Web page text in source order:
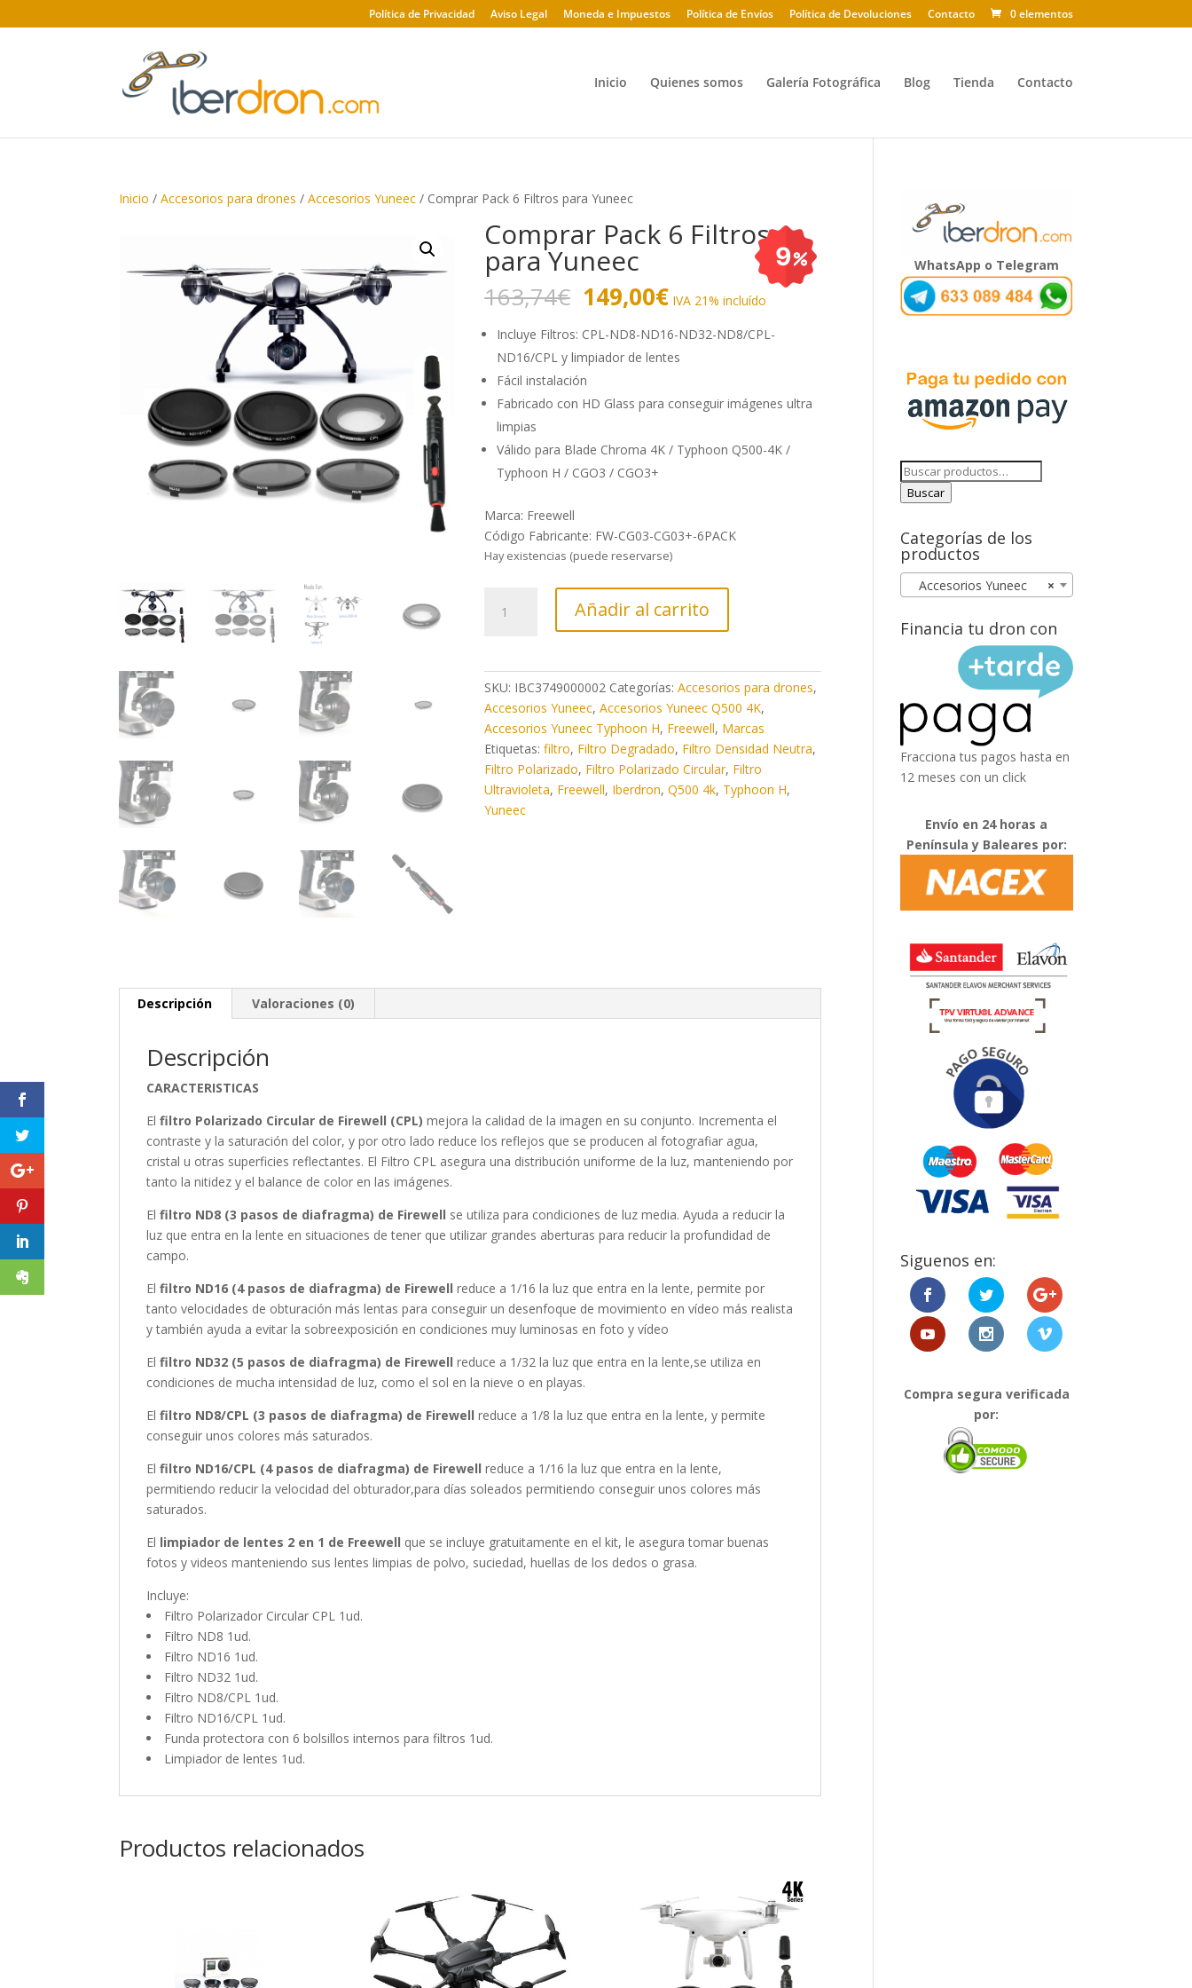
Política de Privacidad Aviso Legal Moneda e Impuestos Política de Envíos Política de Devoluciones Contacto 0 elementos
Inicio Quienes somos Galería Fotográfica Blog Tienda Contacto
Inicio /Accesorios para drones /Accesorios Yuneec / Comprar Pack 6 Filtros para Yuneec
9
Comprar Pack 6 Filtros
para Yuneec
163,74€ El
precio
original
era:
163,74€.
149,00€El
precio
actual
es:
IVA 21% incluído
Incluye Filtros: CPL-ND8-ND16-ND32-ND8/CPL-
ND16/CPL y limpiador de lentes
Fácil instalación
Fabricado con HD Glass para conseguir imágenes ultra
limpias
Válido para Blade Chroma 4K / Typhoon Q500-4K /
Typhoon H / CGO3 / CGO3+
Marca: Freewell
Código Fabricante: FW-CG03-CG03+-6PACK
Hay existencias (puede reservarse)
Pack
Añadir al carrito
SKU: IBC3749000002 Categorías:Accesorios para drones,
Accesorios Yuneec,Accesorios Yuneec Q500 4K,
Accesorios Yuneec Typhoon H, Freewell, Marcas
Etiquetas:filtro, Filtro Degradado, Filtro Densidad Neutra,
Filtro Polarizado, Filtro Polarizado Circular, Filtro
Ultravioleta, Freewell, Iberdron,Q500 4k, Typhoon H,
Yuneec
Descripción Valoraciones (0)
Descripción
CARACTERISTICAS
Elfiltro Polarizado Circular de Firewell (CPL) mejora la calidad de la imagen en su conjunto. Incrementa el
contraste y la saturación del color, y por otro lado reduce los reflejos que se producen al fotografiar agua,
cristal u otras superficies reflectantes. El Filtro CPL asegura una distribución uniforme de la luz, manteniendo por
tanto la nitidez y el balance de color en las imágenes.
Elfiltro ND8 (3 pasos de diafragma) de Firewell se utiliza para condiciones de luz media. Ayuda a reducir la
luz que entra en la lente en situaciones de tener que utilizar grandes aberturas para reducir la profundidad de
campo.
Elfiltro ND16 (4 pasos de diafragma) de Firewell reduce a 1/16 la luz que entra en la lente, permite por
tanto velocidades de obturación más lentas para conseguir un desenfoque de movimiento en vídeo más realista
y también ayuda a evitar la sobreexposición en condiciones muy luminosas en foto y vídeo
Elfiltro ND32 (5 pasos de diafragma) de Firewell reduce a 1/32 la luz que entra en la lente,se utiliza en
condiciones de mucha intensidad de luz, como el sol en la nieve o en playas.
Elfiltro ND8/CPL (3 pasos de diafragma) de Firewell reduce a 1/8 la luz que entra en la lente, y permite
conseguir unos colores más saturados.
Elfiltro ND16/CPL (4 pasos de diafragma) de Firewell reduce a 1/16 la luz que entra en la lente,
permitiendo reducir la velocidad del obturador,para días soleados permitiendo conseguir unos colores más
saturados.
El limpiador de lentes 2 en 1 de Freewell que se incluye gratuitamente en el kit, le asegura tomar buenas
fotos y videos manteniendo sus lentes limpias de polvo, suciedad, huellas de los dedos o grasa.
Incluye:
Filtro Polarizador Circular CPL 1ud.
Filtro ND8 1ud.
Filtro ND16 1ud.
Filtro ND32 1ud.
Filtro ND8/CPL 1ud.
Filtro ND16/CPL 1ud.
Funda protectora con 6 bolsillos internos para filtros 1ud.
Limpiador de lentes 1ud.
Productos relacionados
WhatsApp o Telegram
Buscar
por:
Buscar
Categorías de los
productos
×
Accesorios Yuneec
Financia tu dron con
Fracciona tus pagos hasta en
12 meses con un click
Envío en 24 horas a
Península y Baleares por:
Siguenos en:
Compra segura verificada
por: